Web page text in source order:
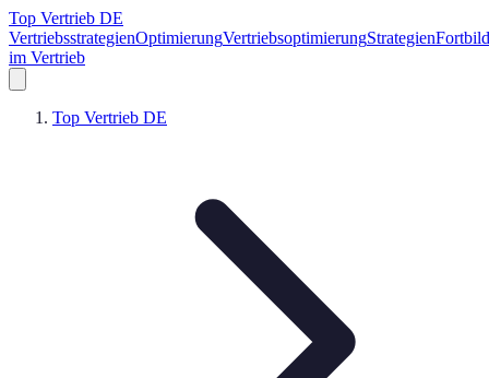
Top Vertrieb DE
VertriebsstrategienOptimierungVertriebsoptimierungStrategien
im Vertrieb
Top Vertrieb DE